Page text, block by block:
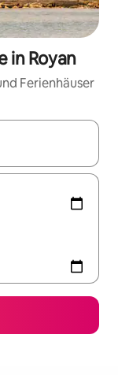
in Royan
Ferienhäuser
mit den